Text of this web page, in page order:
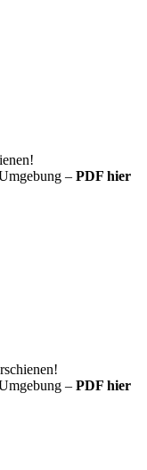
– PDF hier
– PDF hier